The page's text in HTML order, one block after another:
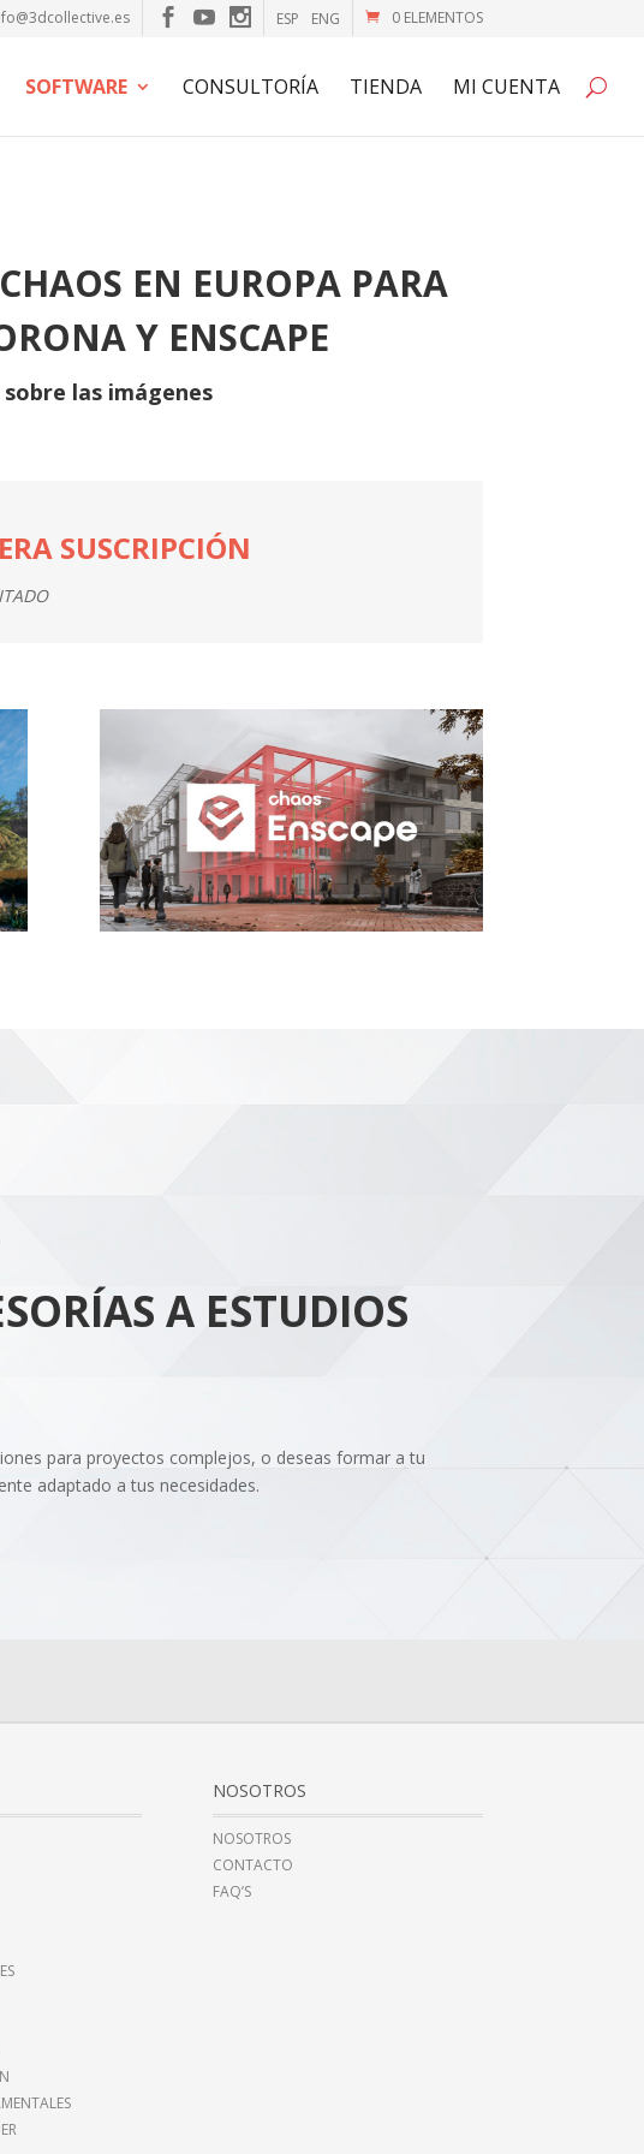
0 ELEMENTOS
ESP ENG
SOFTWARE CONSULTORÍA TIENDA MI CUENTA
EN EUROPA PARA
Y ENSCAPE
las imágenes
SUSCRIPCIÓN
A ESTUDIOS
para proyectos complejos, o deseas formar a tu
adaptado a tus necesidades.
NOSOTROS
NOSOTROS
CONTACTO
FAQ’S